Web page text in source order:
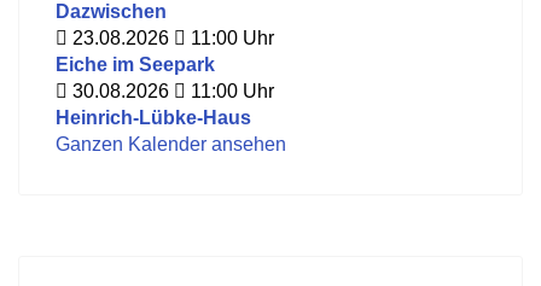
Dazwischen
23.08.2026
11:00 Uhr
Eiche im Seepark
30.08.2026
11:00 Uhr
Heinrich-Lübke-Haus
Ganzen Kalender ansehen